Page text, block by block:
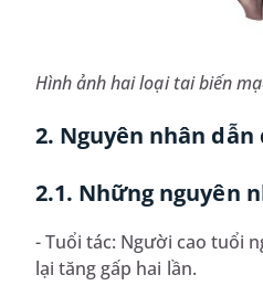
Hình ảnh hai loại tai biến
2. Nguyên nhân
2.1. Những nguyên
- Tuổi tác: Người cao tuổi
lại tăng gấp hai lần.